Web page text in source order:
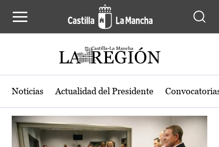
Actualidad de la región de Castilla-
Noticias Actualidad del Presidente